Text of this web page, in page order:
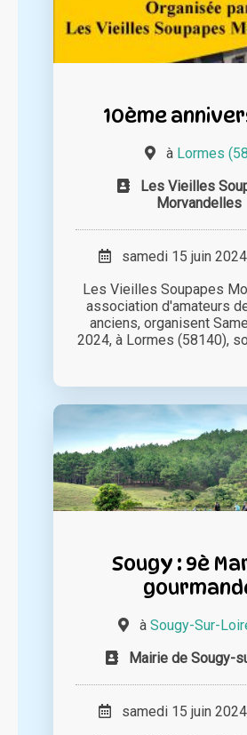
10ème
à Lormes
Les Vieilles
Morvandelles
samedi 15 juin 2024
Les Vieilles Soupapes
association d'amateurs
anciens, organisent
2024, à Lormes (58140),
Sougy : 9è
à Sougy-Sur-
Mairie de Sougy-
samedi 15 juin 2024